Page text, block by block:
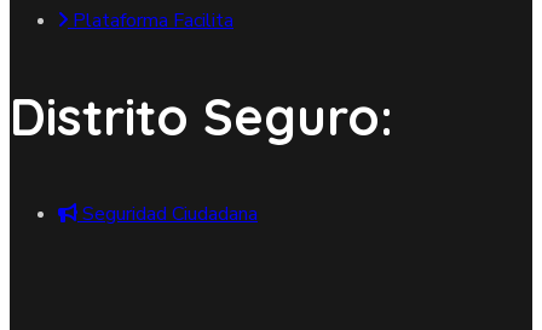
Plataforma Facilita
Distrito Seguro:
Seguridad Ciudadana